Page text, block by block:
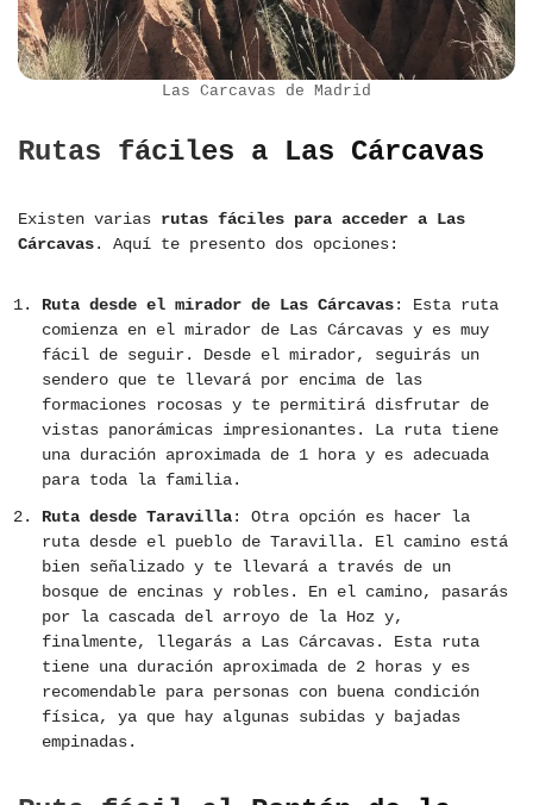
Las Carcavas de Madrid
Rutas fáciles a Las Cárcavas
Existen varias rutas fáciles para acceder a Las
Cárcavas. Aquí te presento dos opciones:
Ruta desde el mirador de Las Cárcavas: Esta ruta
comienza en el mirador de Las Cárcavas y es muy
fácil de seguir. Desde el mirador, seguirás un
sendero que te llevará por encima de las
formaciones rocosas y te permitirá disfrutar de
vistas panorámicas impresionantes. La ruta tiene
una duración aproximada de 1 hora y es adecuada
para toda la familia.
Ruta desde Taravilla: Otra opción es hacer la
ruta desde el pueblo de Taravilla. El camino está
bien señalizado y te llevará a través de un
bosque de encinas y robles. En el camino, pasarás
por la cascada del arroyo de la Hoz y,
finalmente, llegarás a Las Cárcavas. Esta ruta
tiene una duración aproximada de 2 horas y es
recomendable para personas con buena condición
física, ya que hay algunas subidas y bajadas
empinadas.